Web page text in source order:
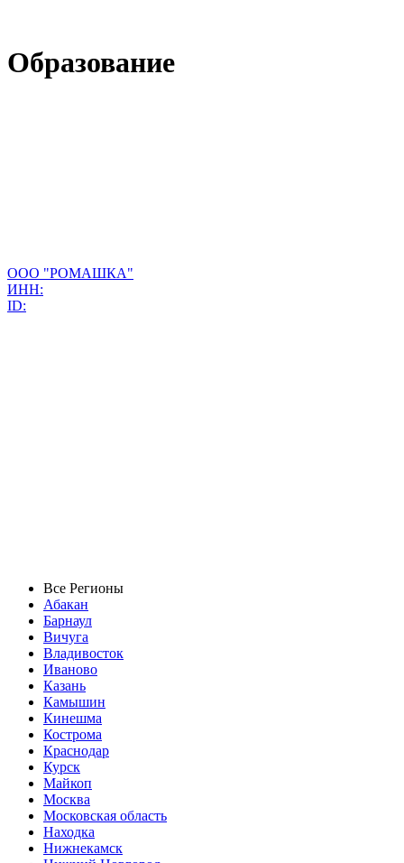
Образование
ООО "РОМАШКА"
ИНН:
ID:
Все Регионы
Абакан
Барнаул
Вичуга
Владивосток
Иваново
Казань
Камышин
Кинешма
Кострома
Краснодар
Курск
Майкоп
Москва
Московская область
Находка
Нижнекамск